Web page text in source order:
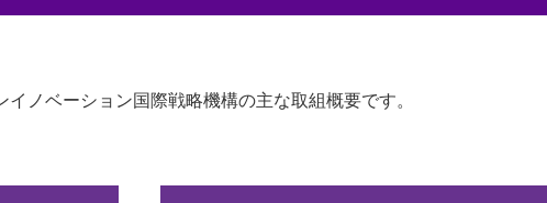
イノベーション国際戦略機構の主な取組概要です。